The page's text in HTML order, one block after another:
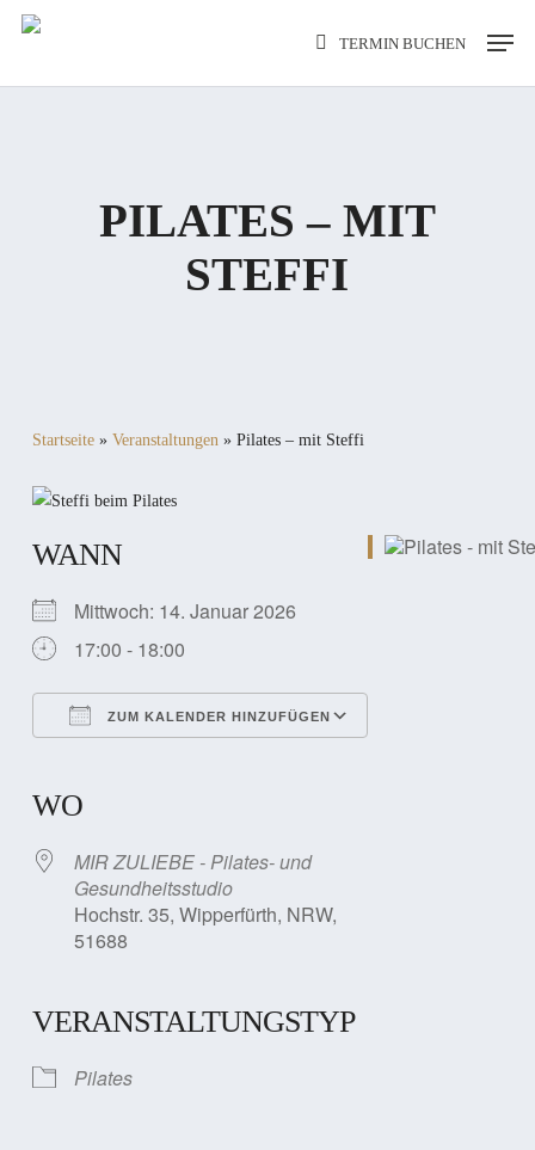
Skip
TERMIN BUCHEN
Menu
PILATES – MIT
STEFFI
Startseite» Veranstaltungen» Pilates – mit Steffi
WANN
Mittwoch: 14. Januar 2026
17:00 - 18:00
ZUM KALENDER HINZUFÜGEN
WO
MIR ZULIEBE - Pilates- und
Gesundheitsstudio
Hochstr. 35, Wipperfürth, NRW,
51688
VERANSTALTUNGSTYP
Pilates